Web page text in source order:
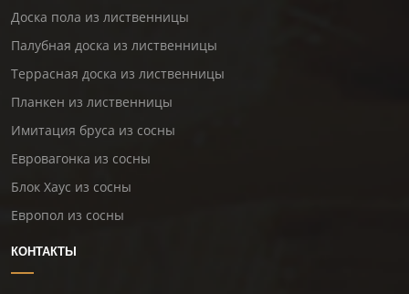
Доска пола из лиственницы
Палубная доска из лиственницы
Террасная доска из лиственницы
Планкен из лиственницы
Имитация бруса из сосны
Евровагонка из сосны
Блок Хаус из сосны
Европол из сосны
КОНТАКТЫ